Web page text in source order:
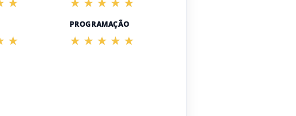
PROGRAMAÇÃO